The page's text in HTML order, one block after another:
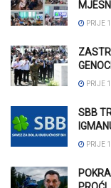
PRIJE
PRIJE
SBB
PRIJE